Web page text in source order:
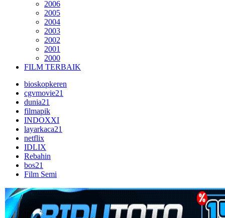
2006
2005
2004
2003
2002
2001
2000
FILM TERBAIK
bioskopkeren
cgvmovie21
dunia21
filmapik
INDOXXI
layarkaca21
netflix
IDLIX
Rebahin
bos21
Film Semi